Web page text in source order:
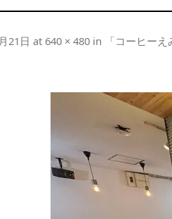
21日 at 640 × 480 in 「コーヒー